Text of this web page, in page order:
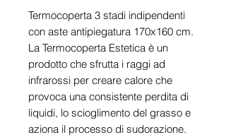
Termocoperta 3 stadi indipendenti
con aste antipiegatura 170x160 cm.
La Termocoperta Estetica è un
prodotto che sfrutta i raggi ad
infrarossi per creare calore che
provoca una consistente perdita di
liquidi, lo scioglimento del grasso e
aziona il processo di sudorazione.